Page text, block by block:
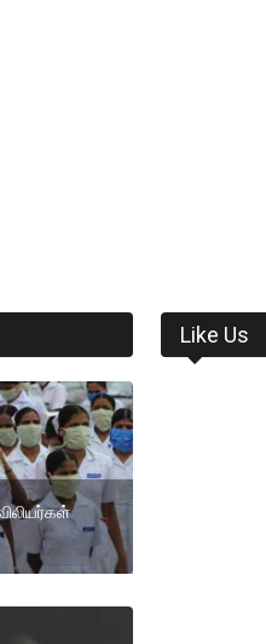
Like Us